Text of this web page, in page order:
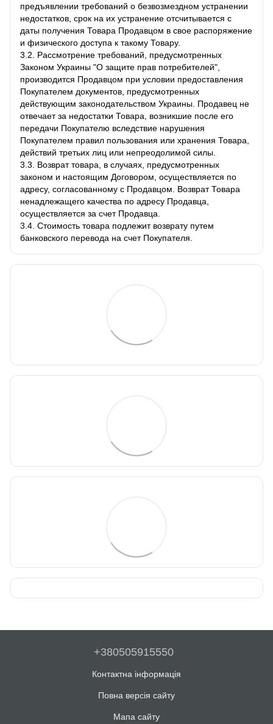
предъявлении требований о безвозмездном устранении
недостатков, срок на их устранение отсчитывается с
даты получения Товара Продавцом в свое распоряжение
и физического доступа к такому Товару.
3.2. Рассмотрение требований, предусмотренных
Законом Украины "О защите прав потребителей",
производится Продавцом при условии предоставления
Покупателем документов, предусмотренных
действующим законодательством Украины. Продавец не
отвечает за недостатки Товара, возникшие после его
передачи Покупателю вследствие нарушения
Покупателем правил пользования или хранения Товара,
действий третьих лиц или непреодолимой силы.
3.3. Возврат товара, в случаях, предусмотренных
законом и настоящим Договором, осуществляется по
адресу, согласованному с Продавцом. Возврат Товара
ненадлежащего качества по адресу Продавца,
осуществляется за счет Продавца.
3.4. Стоимость товара подлежит возврату путем
банковского перевода на счет Покупателя.
+380505915550
Контактна інформація
Повна версія сайту
Мапа сайту